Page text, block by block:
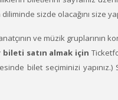
sizde olacağını size
ve müzik
satın almak için
bilet seçiminizi yapınız.)